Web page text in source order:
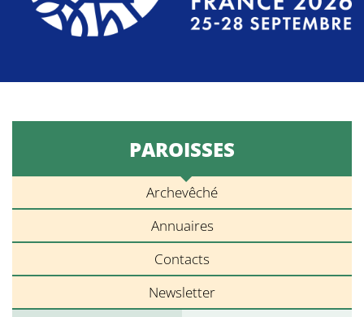
PAROISSES
Archevêché
Annuaires
Contacts
Newsletter